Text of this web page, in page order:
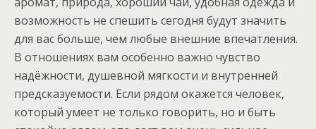
возможность не спешить сегодня будут значить
для вас больше, чем любые внешние впечатления.
В отношениях вам особенно важно чувство
надёжности, душевной мягкости и внутренней
предсказуемости. Если рядом окажется человек,
который умеет не только говорить, но и быть